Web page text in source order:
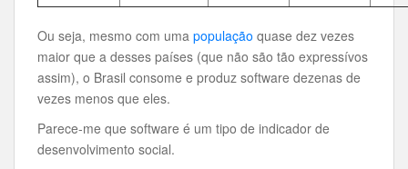
Ou seja, mesmo com uma população quase dez vezes
maior que a desses países (que não são tão expressívos
assim), o Brasil consome e produz software dezenas de
vezes menos que eles.
Parece-me que software é um tipo de indicador de
desenvolvimento social.